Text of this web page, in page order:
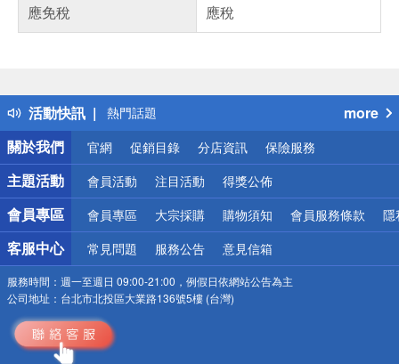
應免稅
應稅
活動快訊
得獎公告
熱門話題
銀行優惠
偏遠地區配送
詐騙網頁！請小心！
more
關於我們
官網 促銷目錄 分店資訊 保險服務
主題活動 會員活動 注目活動 得獎公佈
會員專區 會員專區 大宗採購 購物須知 會員服務條款 隱
客服中心 常見問題 服務公告 意見信箱
服務時間： 週一至週日 09:00-21:00，例假日依網站公告為主
公司地址： 台北市北投區大業路136號5樓 (台灣)